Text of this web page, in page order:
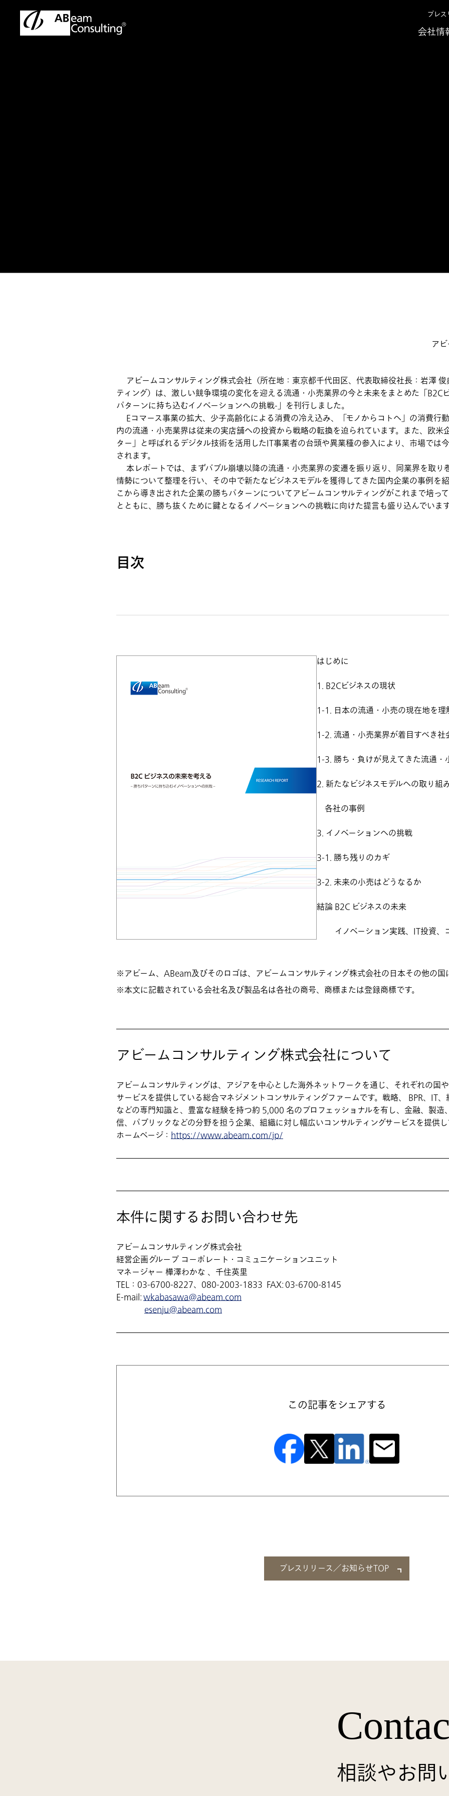
会社情
プレ
ア
アビームコンサルティング株式会社（所在地：東京都千代田区、代表取締役社長：岩澤
ティング）は、激しい競争環境の変化を迎える流通・小売業界の今と未来をまとめた「B2C
パターンに持ち込むイノベーションへの挑戦-」を刊行しました。
Eコマース事業の拡大、少子高齢化による消費の冷え込み、「モノからコトへ」の消費行
内の流通・小売業界は従来の実店舗への投資から戦略の転換を迫られています。また、欧米
ター」と呼ばれるデジタル技術を活用したIT事業者の台頭や異業種の参入により、市場では
されます。
本レポートでは、まずバブル崩壊以降の流通・小売業界の変遷を振り返り、同業界を取り
情勢について整理を行い、その中で新たなビジネスモデルを獲得してきた国内企業の事例を
こから導き出された企業の勝ちパターンについてアビームコンサルティングがこれまで培っ
とともに、勝ち抜くために鍵となるイノベーションへの挑戦に向けた提言も盛り込んでいます
目次
はじめに
1. B2Cビジネスの現状
1-1. 日本の流通・小売の現在地を理
1-2. 流通・小売業界が着目すべき社
1-3. 勝ち・負けが見えてきた流通・
2. 新たなビジネスモデルへの取り組
各社の事例
3. イノベーションへの挑戦
3-1. 勝ち残りのカギ
3-2. 未来の小売はどうなるか
結論 B2C ビジネスの未来
イノベーション実践、IT投資、
アビーム、ABeam及びそのロゴは、アビームコンサルティング株式会社の日本その他の国
本文に記載されている会社名及び製品名は各社の商号、商標または登録商標です。
アビームコンサルティング株式会社について
アビームコンサルティングは、アジアを中心とした海外ネットワークを通じ、それぞれの国
サービスを提供している総合マネジメントコンサルティングファームです。戦略、 BPR、IT
などの専門知識と、豊富な経験を持つ約 5,000 名のプロフェッショナルを有し、金融、製造
信、パブリックなどの分野を担う企業、組織に対し幅広いコンサルティングサービスを提供し
ホームページ： https://www.abeam.com/jp/
本件に関するお問い合わせ先
アビームコンサルティング株式会社
経営企画グループ コーポレート・コミュニケーションユニット
マネージャー 樺澤わかな 、千住英里
TEL：03-6700-8227、080-2003-1833 FAX: 03-6700-8145
E-mail:wkabasawa@abeam.com
esenju@abeam.com
この記事をシェアする
プレスリリース／お知らせTOP
相談やお問